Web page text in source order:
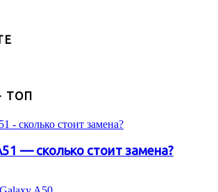
ТОП
— сколько стоит замена?